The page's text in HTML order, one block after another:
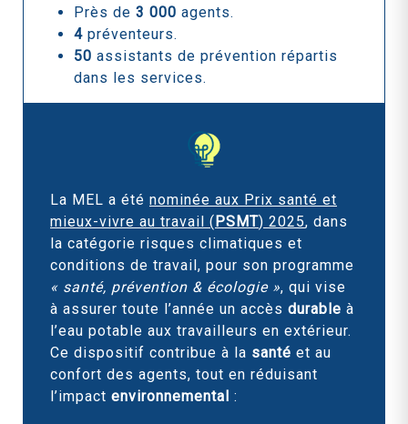
Près de 3 000 agents.
4 préventeurs.
50 assistants de prévention répartis
dans les services.
La MEL a été nominée aux Prix santé et
mieux-vivre au travail (PSMT) 2025, dans
la catégorie risques climatiques et
conditions de travail, pour son programme
« santé, prévention & écologie », qui vise
à assurer toute l’année un accès durable à
l’eau potable aux travailleurs en extérieur.
Ce dispositif contribue à la santé et au
confort des agents, tout en réduisant
l’impact environnemental :